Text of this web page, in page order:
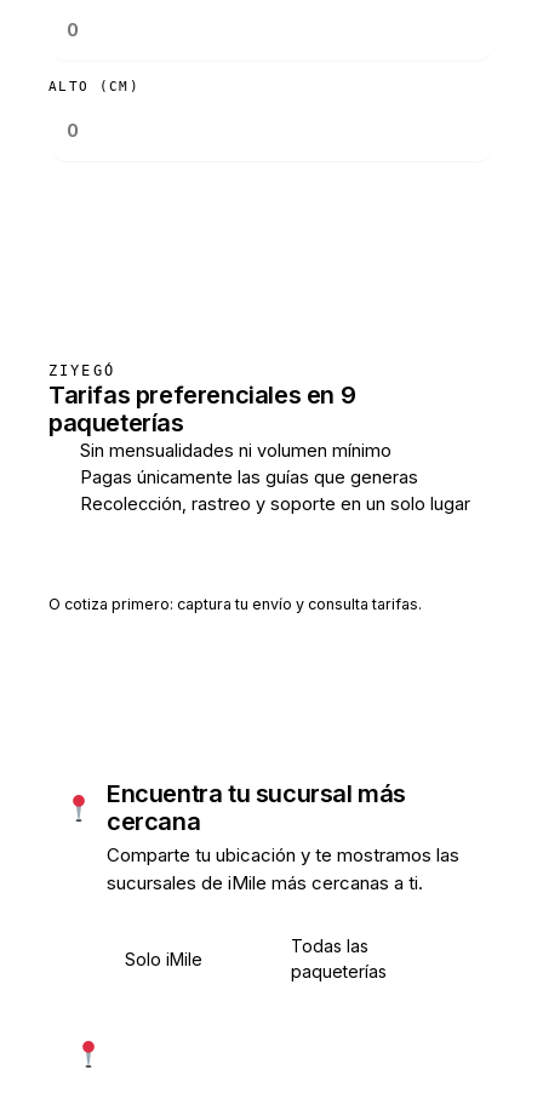
ALTO (CM)
ZIYEGÓ
Tarifas preferenciales en 9
paqueterías
Sin mensualidades ni volumen mínimo
Pagas únicamente las guías que generas
Recolección, rastreo y soporte en un solo lugar
O cotiza primero: captura tu envío y consulta tarifas.
Encuentra tu sucursal más
cercana
Comparte tu ubicación y te mostramos las
sucursales de iMile más cercanas a ti.
Solo iMile
Todas las
paqueterías